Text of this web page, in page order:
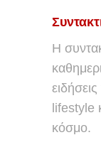
Η
lifestyle
κόσμο.